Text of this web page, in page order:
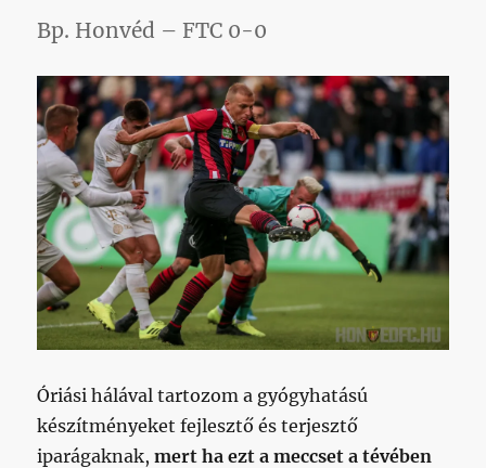
Bp. Honvéd – FTC 0-0
Óriási hálával tartozom a gyógyhatású
készítményeket fejlesztő és terjesztő
iparágaknak,mert ha ezt a meccset a tévében